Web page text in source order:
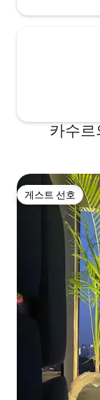
카수
게스트 선호
게스트 선호